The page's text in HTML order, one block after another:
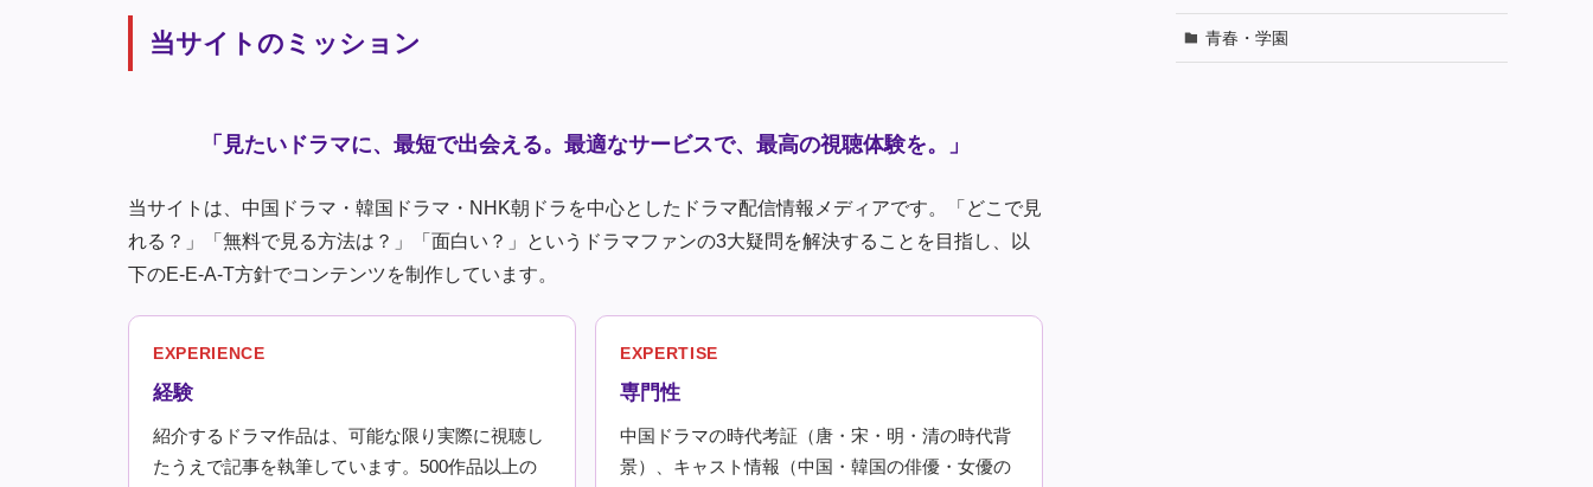
当サイトのミッション
「見たいドラマに、最短で出会える。最適なサービスで、最高の視聴体験を。」
当サイトは、中国ドラマ・韓国ドラマ・NHK朝ドラを中心としたドラマ配信情報メディアです。「どこで見
れる？」「無料で見る方法は？」「面白い？」というドラマファンの3大疑問を解決することを目指し、以
下のE-E-A-T方針でコンテンツを制作しています。
EXPERIENCE
経験
紹介するドラマ作品は、可能な限り実際に視聴し
たうえで記事を執筆しています。500作品以上の
EXPERTISE
専門性
中国ドラマの時代考証（唐・宋・明・清の時代背
景）、キャスト情報（中国・韓国の俳優・女優の
青春・学園